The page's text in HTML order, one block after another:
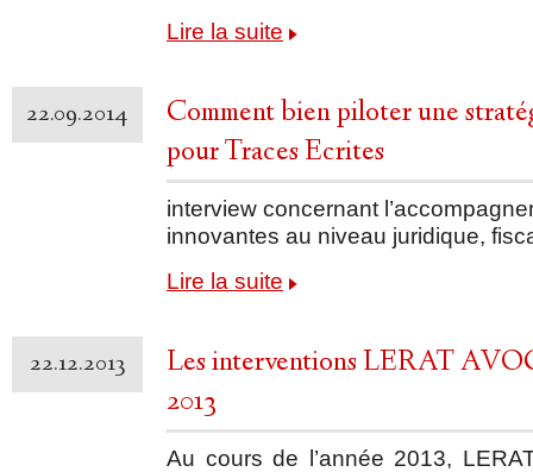
Lire la suite
22.09.2014
Comment bien piloter une
pour Traces Ecrites
interview concernant
innovantes au niveau juridique,
Lire la suite
22.12.2013
Les interventions LERAT
2013
Au cours de l’année 2013,